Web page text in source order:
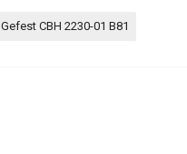
Gefest СВН 2230-01 В81